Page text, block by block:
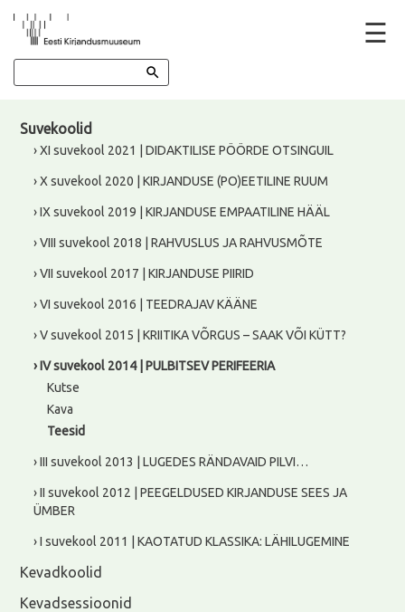
☰
Suvekoolid
› XI suvekool 2021 | DIDAKTILISE PÖÖRDE OTSINGUIL
› X suvekool 2020 | KIRJANDUSE (PO)EETILINE RUUM
› IX suvekool 2019 | KIRJANDUSE EMPAATILINE HÄÄL
› VIII suvekool 2018 | RAHVUSLUS JA RAHVUSMÕTE
› VII suvekool 2017 | KIRJANDUSE PIIRID
› VI suvekool 2016 | TEEDRAJAV KÄÄNE
› V suvekool 2015 | KRIITIKA VÕRGUS – SAAK VÕI KÜTT?
› IV suvekool 2014 | PULBITSEV PERIFEERIA
Kutse
Kava
Teesid
› III suvekool 2013 | LUGEDES RÄNDAVAID PILVI…
› II suvekool 2012 | PEEGELDUSED KIRJANDUSE SEES JA
ÜMBER
› I suvekool 2011 | KAOTATUD KLASSIKA: LÄHILUGEMINE
Kevadkoolid
Kevadsessioonid